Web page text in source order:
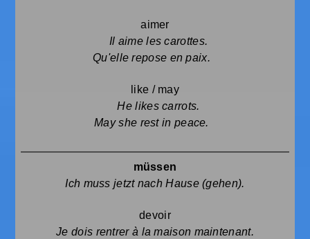
aimer
Il aime les carottes.
Qu'elle repose en paix.
like / may
He likes carrots.
May she rest in peace.
müssen
Ich muss jetzt nach Hause (gehen).
devoir
Je dois rentrer à la maison maintenant.